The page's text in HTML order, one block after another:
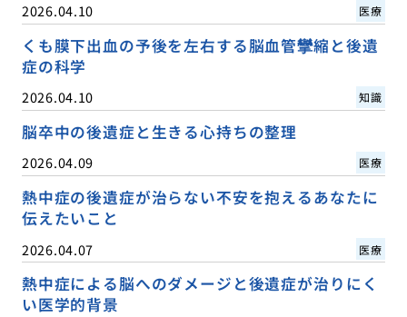
2026.04.10 医療
くも膜下出血の予後を左右する脳血管攣縮と後遺
症の科学
2026.04.10 知識
脳卒中の後遺症と生きる心持ちの整理
2026.04.09 医療
熱中症の後遺症が治らない不安を抱えるあなたに
伝えたいこと
2026.04.07 医療
熱中症による脳へのダメージと後遺症が治りにく
い医学的背景